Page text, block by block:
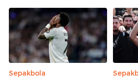
Sepakbola